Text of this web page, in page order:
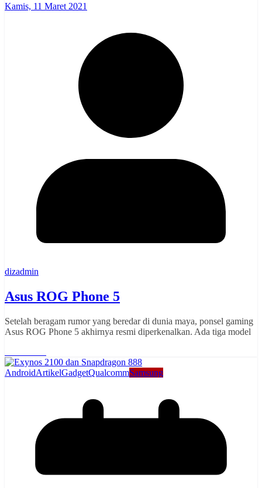
Kamis, 11 Maret 2021
dizadmin
Asus ROG Phone 5
Setelah beragam rumor yang beredar di dunia maya, ponsel gaming
Asus ROG Phone 5 akhirnya resmi diperkenalkan. Ada tiga model
AndroidArtikelGadgetQualcommSamsung